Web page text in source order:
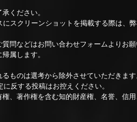
ください。
スクリーンショットを掲載する際は、
問などはお問い合わせフォームよりお願
属します。
ものは選考から除外させていただきます
反する投稿はお控えください。
、著作権を含む知的財産権、名誉、信